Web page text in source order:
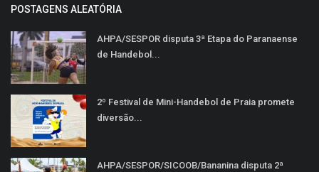
POSTAGENS ALEATÓRIA
AHPA/SESPOR disputa 3ª Etapa do Paranaense
de Handebol...
2º Festival de Mini-Handebol de Praia promete
diversão...
AHPA/SESPOR/SICOOB/Bananina disputa 2ª